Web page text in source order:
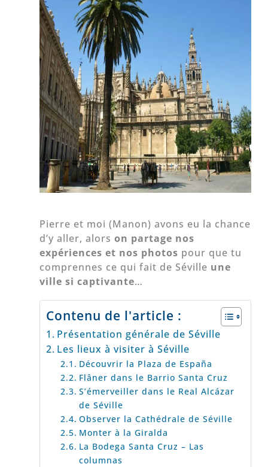
Pierre et moi (Manon) avons eu la chance
d’y aller, alorson partage nos
expériences et nos photos pour que tu
comprennes ce qui fait de Séville une
ville si captivante…
Contenu de l'article :
Présentation générale de Séville
Les lieux à visiter à Séville
Découvrir la Plaza de España
Flâner dans le Barrio Santa Cruz
S’émerveiller dans le Real Alcázar
de Séville
Observer la Cathédrale de Séville
Monter à la Giralda
La Bodega Santa Cruz – Las
columnas